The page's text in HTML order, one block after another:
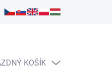
NÁKUPNÍ
KOŠÍK